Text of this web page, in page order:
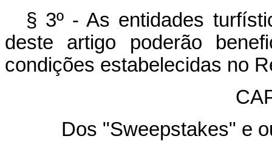
§ 3º - As entidades
deste artigo poderão
condições estabelecidas no
Dos "Sweepstakes" e